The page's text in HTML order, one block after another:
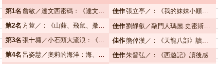
第1名 詹敏／達文西密碼：《達文西密碼》閱讀心得
第2名 方荳／：《山藸、飛鼠、撒可努》讀後心得
第3名 張十墉／小石頭大流浪：《小石頭大流浪》讀後感
第4名 呂姿慧／奧莉的海洋：海、人、靈魂──《奧莉的海洋》讀後感
佳作張立亭／：《我的妹妹小順》閱讀心得
佳作劉靜叡／敲門人瑪麗.史密斯：《敲門人瑪麗‧史密斯》閱讀心得
佳作熊倬漢／：《天龍八部》讀書心得
佳作朱晉弘／：《西遊記》讀後感